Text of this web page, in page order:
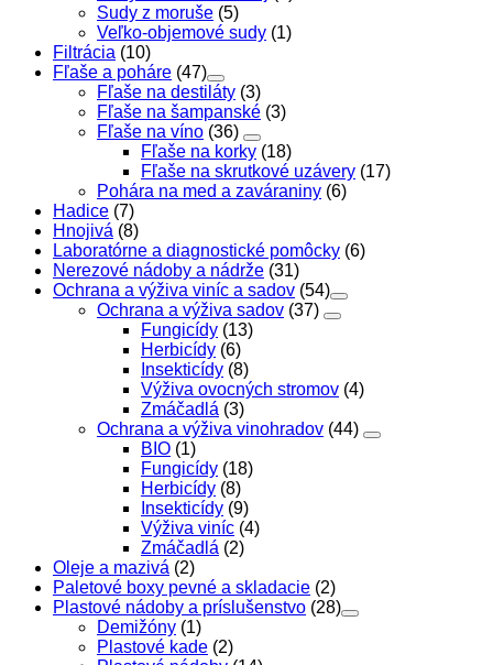
Sudy z moruše (5)
Veľko-objemové sudy (1)
Filtrácia (10)
Fľaše a poháre (47)
Fľaše na destiláty (3)
Fľaše na šampanské (3)
Fľaše na víno (36)
Fľaše na korky (18)
Fľaše na skrutkové uzávery (17)
Pohára na med a zaváraniny (6)
Hadice (7)
Hnojivá (8)
Laboratórne a diagnostické pomôcky (6)
Nerezové nádoby a nádrže (31)
Ochrana a výživa viníc a sadov (54)
Ochrana a výživa sadov (37)
Fungicídy (13)
Herbicídy (6)
Insekticídy (8)
Výživa ovocných stromov (4)
Zmáčadlá (3)
Ochrana a výživa vinohradov (44)
BIO (1)
Fungicídy (18)
Herbicídy (8)
Insekticídy (9)
Výživa viníc (4)
Zmáčadlá (2)
Oleje a mazivá (2)
Paletové boxy pevné a skladacie (2)
Plastové nádoby a príslušenstvo (28)
Demižóny (1)
Plastové kade (2)